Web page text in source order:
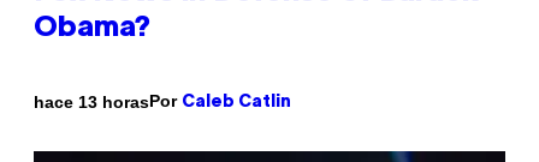
Obama?
hace 13 horasPor Caleb Catlin